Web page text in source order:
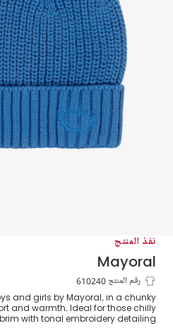
نفذ المنتج
Mayoral
قبعة بيني قطن محبوك
الرضع
رقم المنتج 610240
and girls by Mayoral, in a chunky
and warmth. Ideal for those chilly
with tonal embroidery detailing.